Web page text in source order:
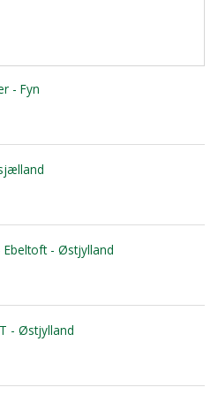
- Fyn
Ebeltoft - Østjylland
- Østjylland